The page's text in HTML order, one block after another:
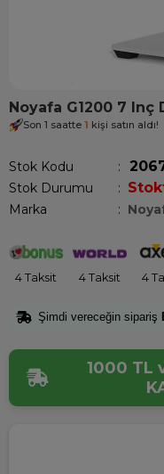
Noyafa G1200 7
Son 1 saatte 1 kişi satın aldı!
Stok Kodu
Stok Durumu :
Marka :
4 Taksit 4 Taksit 4
Şimdi vereceğin sipariş
1000 TL